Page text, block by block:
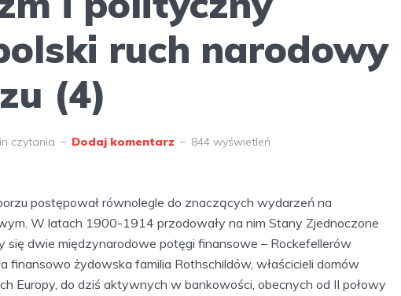
ruch narodowy
(4)
czytania Dodaj komentarz 844 wyświetleń
postępował równolegle do znaczących wydarzeń na
W latach 1900-1914 przodowały na nim Stany Zjednoczone
się dwie międzynarodowe potęgi finansowe – Rockefellerów
finansowo żydowska familia Rothschildów, właścicieli domów
Europy, do dziś aktywnych w bankowości, obecnych od II połowy